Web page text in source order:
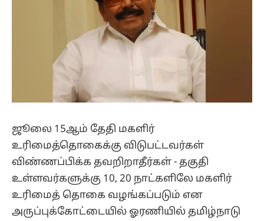
ஜூலை 15ஆம் தேதி மகளிர்
உரிமைத்தொகைக்கு விடுபட்டவர்கள்
விண்ணப்பிக்க தவறிறாதீர்கள் - தகுதி
உள்ளவர்களுக்கு 10, 20 நாட்களிலே மகளிர்
உரிமைத் தொகை வழங்கப்படும் என
அருப்புக்கோட்டையில் ஓரணியில் தமிழ்நாடு